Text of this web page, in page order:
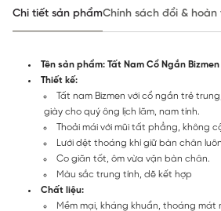
Chi tiết sản phẩmChính sách đổi & hoàn
Tên sản phẩm: Tất Nam Cổ Ngắn
Thiết kế:
Tất nam Bizmen với cổ ngắn trẻ
giày cho quý ông lịch lãm, nam tính.
Thoải mái với mũi tất phẳng, không
Lưới dệt thoáng khí giữ bàn chân
Co giãn tốt, ôm vừa vặn bàn chân.
Màu sắc trung tính, dẽ kết hợp
Chất liệu:
Mềm mại, kháng khuẩn, thoáng mát